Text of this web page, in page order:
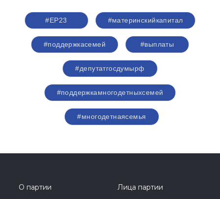
#ЕР23 #материнскийкапитал
#поддержкасемей #выплаты
#депутатгосдумырф
#поддержкамногодетныхсемей
#многодетнаясемья
О партии
Лица партии